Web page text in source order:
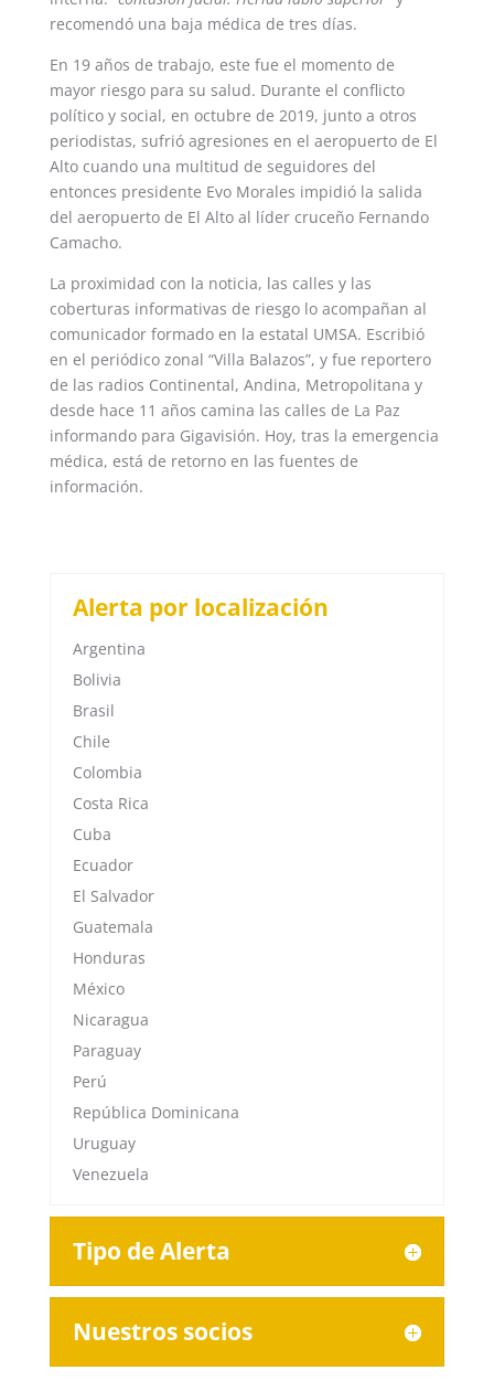
recomendó una baja médica de tres días.
En 19 años de trabajo, este fue el momento de
mayor riesgo para su salud. Durante el conflicto
político y social, en octubre de 2019, junto a otros
periodistas, sufrió agresiones en el aeropuerto de El
Alto cuando una multitud de seguidores del
entonces presidente Evo Morales impidió la salida
del aeropuerto de El Alto al líder cruceño Fernando
Camacho.
La proximidad con la noticia, las calles y las
coberturas informativas de riesgo lo acompañan al
comunicador formado en la estatal UMSA. Escribió
en el periódico zonal “Villa Balazos”, y fue reportero
de las radios Continental, Andina, Metropolitana y
desde hace 11 años camina las calles de La Paz
informando para Gigavisión. Hoy, tras la emergencia
médica, está de retorno en las fuentes de
información.
Alerta por localización
Argentina
Bolivia
Brasil
Chile
Colombia
Costa Rica
Cuba
Ecuador
El Salvador
Guatemala
Honduras
México
Nicaragua
Paraguay
Perú
República Dominicana
Uruguay
Venezuela
Tipo de Alerta
Nuestros socios